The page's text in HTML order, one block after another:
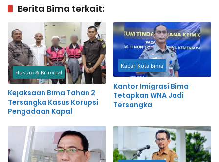
Berita Bima terkait:
Hukum & Kriminal
Kejaksaan Bima Tahan 2
Tersangka Kasus Korupsi
Pengadaan Kapal
Kabar Kota Bima
Kantor Imigrasi Bima
Tetapkan WNA Jadi
Tersangka